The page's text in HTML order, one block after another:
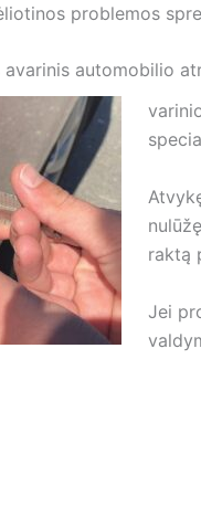
problemos
automobilio
raktą
Jei